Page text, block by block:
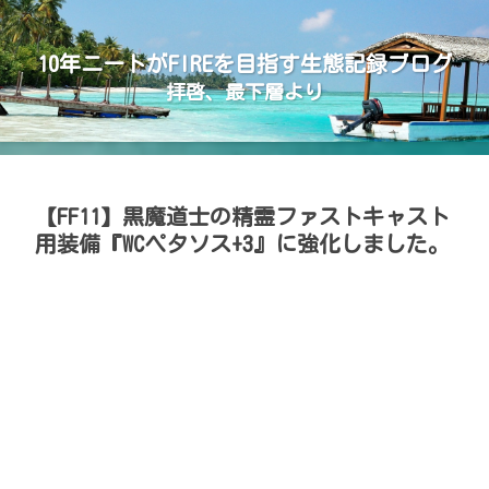
10年ニートがFIREを目指す生態記録ブログ
拝啓、最下層より
【FF11】黒魔道士の精霊ファストキャスト
用装備『WCペタソス+3』に強化しました。